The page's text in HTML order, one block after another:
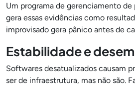
Um programa de gerenciamento de
gera essas evidências como
improvisado gera pânico antes de
Estabilidade e
Softwares desatualizados causam
ser de infraestrutura, mas não são.